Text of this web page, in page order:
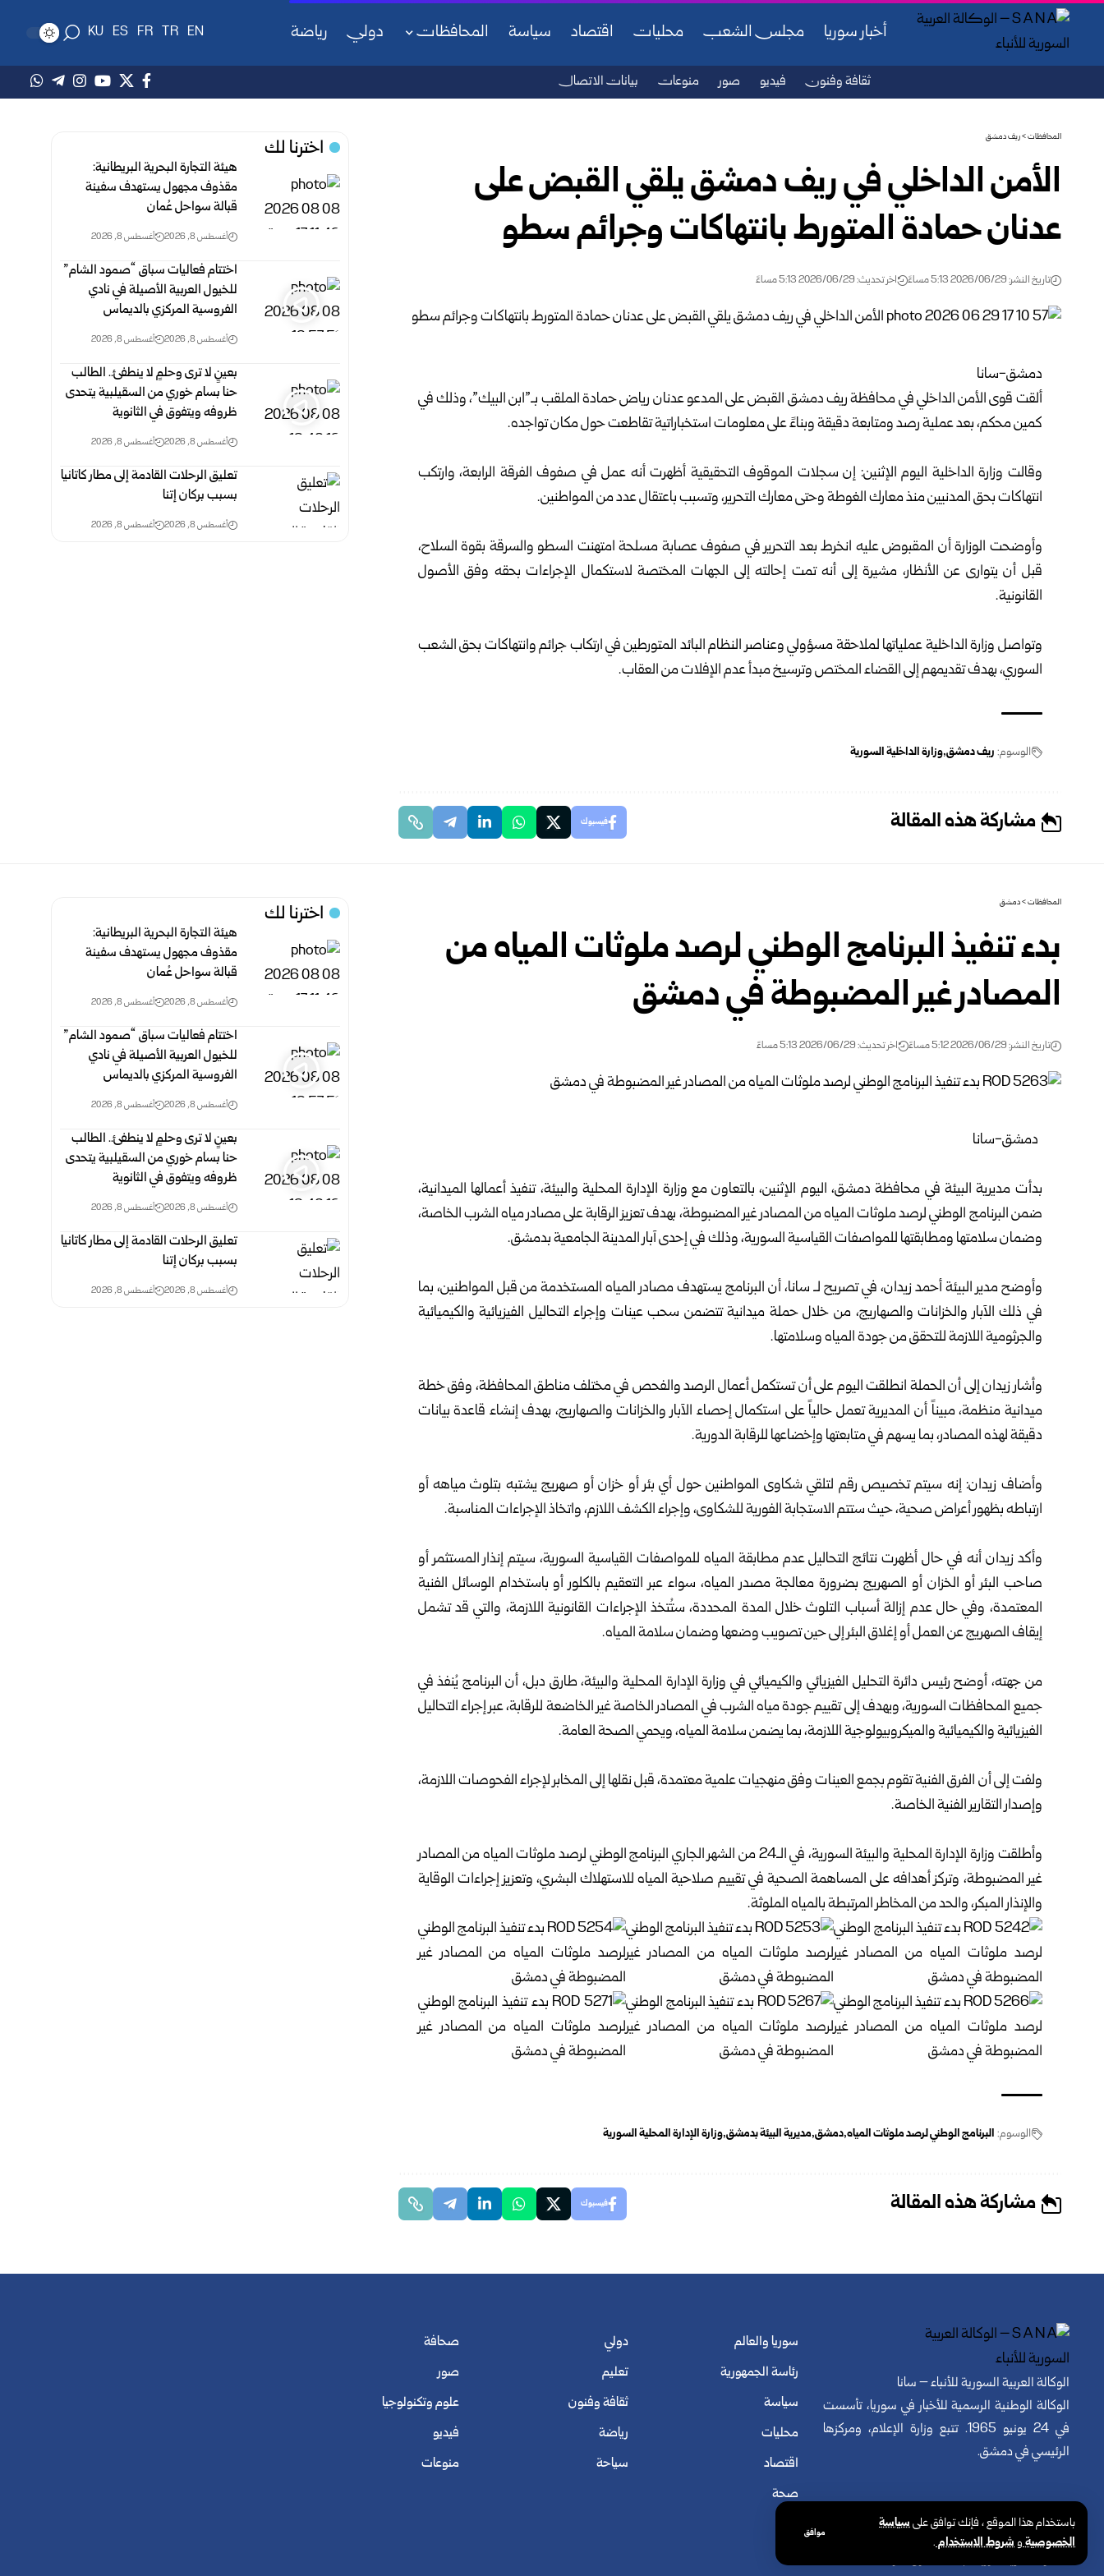
باستخدام هذا الموقع ، فإنك توافق علىسياسة
الخصوصيةوشروط الاستخدام.
موافق
أخبار سوريا مجلس الشعب محليات اقتصاد سياسة المحافظات دولي رياضة EN
TR
FR
ES
KU
ثقافة وفنون فيديو صور منوعات بيانات الاتصال
المحافظات>ريف دمشق
الأمن الداخلي في ريف دمشق يلقي القبض على
عدنان حمادة المتورط بانتهاكات وجرائم سطو
تاريخ النشر: 2026/06/29 5:13 مساءً اخر تحديث: 2026/06/29 5:13 مساءً
دمشق-سانا
ألقت قوى الأمن الداخلي في محافظةريف دمشق القبض على المدعو عدنان رياض حمادة الملقب بـ”ابن البيك”، وذلك في
كمين محكم، بعد عملية رصد ومتابعة دقيقة وبناءً على معلومات استخباراتية تقاطعت حول مكان ‏تواجده.
وقالت وزارة الداخلية اليوم الإثنين: إن سجلات الموقوف التحقيقية أظهرت ‏أنه عمل في صفوف الفرقة الرابعة، وارتكب
انتهاكات بحق المدنيين منذ معارك الغوطة وحتى معارك التحرير، وتسبب باعتقال عدد من المواطنين.
وأوضحت الوزارة أن المقبوض عليه انخرط بعد التحرير في صفوف عصابة مسلحة امتهنت السطو والسرقة بقوة السلاح،
قبل أن يتوارى عن الأنظار، مشيرة إلى أنه تمت إحالته إلى الجهات المختصة لاستكمال الإجراءات بحقه وفق الأصول
القانونية.
وتواصل وزارة الداخلية عملياتها لملاحقة مسؤولي وعناصر النظام البائد المتورطين في ارتكاب جرائم وانتهاكات بحق الشعب
السوري، بهدف تقديمهم إلى القضاء المختص وترسيخ مبدأ عدم الإفلات من العقاب.
الوسوم: ريف دمشق وزارة الداخلية السورية
مشاركة هذه المقالة فيسبوك
اخترنا لك
هيئة التجارة البحرية البريطانية:
مقذوف مجهول يستهدف سفينة
قبالة سواحل عُمان
أغسطس 8, 2026 أغسطس 8, 2026
اختتام فعاليات سباق “صمود الشام”
للخيول العربية الأصيلة في نادي
الفروسية المركزي بالديماس
أغسطس 8, 2026 أغسطس 8, 2026
بعينٍ لا ترى وحلمٍ لا ينطفئ.. الطالب
حنا بسام خوري من السقيلبية يتحدى
ظروفه ويتفوق في الثانوية
أغسطس 8, 2026 أغسطس 8, 2026
تعليق الرحلات القادمة إلى مطار كاتانيا
بسبب بركان إتنا
أغسطس 8, 2026 أغسطس 8, 2026
المحافظات>دمشق
بدء تنفيذ البرنامج الوطني لرصد ملوثات المياه من
المصادر غير المضبوطة في دمشق
تاريخ النشر: 2026/06/29 5:12 مساءً اخر تحديث: 2026/06/29 5:13 مساءً
دمشق-سانا
بدأت مديرية البيئة في محافظة دمشق، اليوم الإثنين، بالتعاون مع وزارة الإدارة المحلية والبيئة، تنفيذ أعمالها الميدانية،
ضمن البرنامج الوطني لرصد ملوثات المياه من المصادر غير المضبوطة، بهدف تعزيز الرقابة على مصادر مياه الشرب الخاصة،
وضمان سلامتها ومطابقتها للمواصفات القياسية السورية، وذلك في إحدى آبار المدينة الجامعية بدمشق.
وأوضح مدير البيئة أحمد زيدان، في تصريح لـ سانا، أن البرنامج يستهدف مصادر المياه المستخدمة من قبل المواطنين، بما
في ذلك الآبار والخزانات والصهاريج، من خلال حملة ميدانية تتضمن سحب عينات وإجراء التحاليل الفيزيائية والكيميائية
والجرثومية اللازمة للتحقق من جودة المياه وسلامتها.
وأشار زيدان إلى أن الحملة انطلقت اليوم على أن تستكمل أعمال الرصد والفحص في مختلف مناطق المحافظة، وفق خطة
ميدانية منظمة، مبيناً أن المديرية تعمل حالياً على استكمال إحصاء الآبار والخزانات والصهاريج، بهدف إنشاء قاعدة بيانات
دقيقة لهذه المصادر، بما يسهم في متابعتها وإخضاعها للرقابة الدورية.
وأضاف زيدان: إنه سيتم تخصيص رقم لتلقي شكاوى المواطنين حول أي بئر أو خزان أو صهريج يشتبه بتلوث مياهه أو
ارتباطه بظهور أعراض صحية، حيث ستتم الاستجابة الفورية للشكاوى، وإجراء الكشف اللازم، واتخاذ الإجراءات المناسبة.
وأكد زيدان أنه في حال أظهرت نتائج التحاليل عدم مطابقة المياه للمواصفات القياسية السورية، سيتم إنذار المستثمر أو
صاحب البئر أو الخزان أو الصهريج بضرورة معالجة مصدر المياه، سواء عبر التعقيم بالكلور أو باستخدام الوسائل الفنية
المعتمدة، وفي حال عدم إزالة أسباب التلوث خلال المدة المحددة، ستُتخذ الإجراءات القانونية اللازمة، والتي قد تشمل
إيقاف الصهريج عن العمل أو إغلاق البئر إلى حين تصويب وضعها وضمان سلامة المياه.
من جهته، أوضح رئيس دائرة التحليل الفيزيائي والكيميائي في وزارة الإدارة المحلية والبيئة، طارق دبل، أن البرنامج يُنفذ في
جميع المحافظات السورية، ويهدف إلى تقييم جودة مياه الشرب في المصادر الخاصة غير الخاضعة للرقابة، عبر إجراء التحاليل
الفيزيائية والكيميائية والميكروبيولوجية اللازمة، بما يضمن سلامة المياه، ويحمي الصحة العامة.
ولفت إلى أن الفرق الفنية تقوم بجمع العينات وفق منهجيات علمية معتمدة، قبل نقلها إلى المخابر لإجراء الفحوصات اللازمة،
وإصدار التقارير الفنية الخاصة.
وأطلقت وزارة الإدارة المحلية والبيئة السورية، في الـ24 من الشهر الجاري البرنامج الوطني لرصد ملوثات المياه من المصادر
‏غير المضبوطة، وتركز أهدافه على المساهمة الصحية في تقييم ‏صلاحية المياه للاستهلاك البشري، وتعزيز إجراءات الوقاية
‏والإنذار المبكر، والحد من المخاطر المرتبطة بالمياه الملوثة.
الوسوم: البرنامج الوطني لرصد ملوثات المياه دمشق مديرية البيئة بدمشق وزارة الإدارة المحلية السورية
مشاركة هذه المقالة فيسبوك
اخترنا لك
هيئة التجارة البحرية البريطانية:
مقذوف مجهول يستهدف سفينة
قبالة سواحل عُمان
أغسطس 8, 2026 أغسطس 8, 2026
اختتام فعاليات سباق “صمود الشام”
للخيول العربية الأصيلة في نادي
الفروسية المركزي بالديماس
أغسطس 8, 2026 أغسطس 8, 2026
بعينٍ لا ترى وحلمٍ لا ينطفئ.. الطالب
حنا بسام خوري من السقيلبية يتحدى
ظروفه ويتفوق في الثانوية
أغسطس 8, 2026 أغسطس 8, 2026
تعليق الرحلات القادمة إلى مطار كاتانيا
بسبب بركان إتنا
أغسطس 8, 2026 أغسطس 8, 2026
الوكالة العربية السورية للأنباء – سانا
الوكالة الوطنية الرسمية للأخبار في سوريا، تأسست
في 24 يونيو 1965. تتبع وزارة الإعلام، ومركزها
الرئيسي في دمشق.
سوريا والعالم
رئاسة الجمهورية
سياسة
محليات
اقتصاد
صحة
دولي
تعليم
ثقافة وفنون
رياضة
سياحة
صحافة
صور
علوم وتكنولوجيا
فيديو
منوعات